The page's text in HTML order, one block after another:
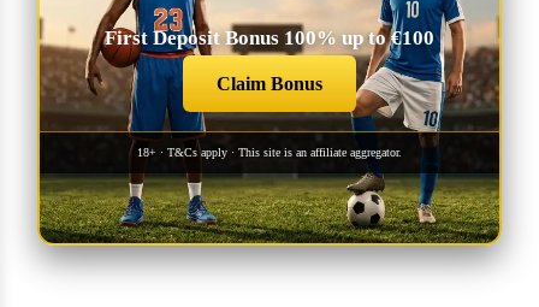
First Deposit Bonus 100% up to €100
Claim Bonus
18+ · T&Cs apply · This site is an affiliate aggregator.